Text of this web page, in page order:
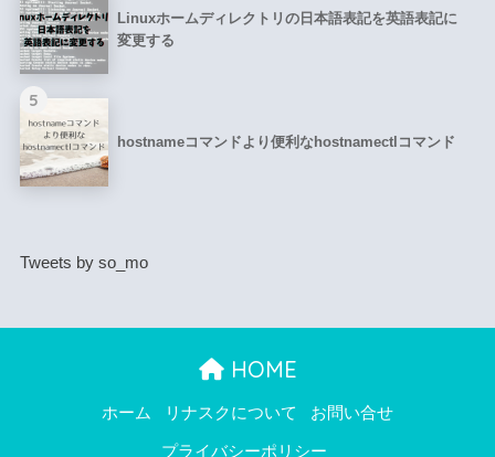
Linuxホームディレクトリの日本語表記を英語表記に
変更する
5
hostnameコマンドより便利なhostnamectlコマンド
Tweets by so_mo
HOME
ホーム リナスクについて お問い合せ
プライバシーポリシー